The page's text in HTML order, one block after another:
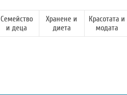
Семейство
и деца
Хранене и
диета
Красотата и
модата